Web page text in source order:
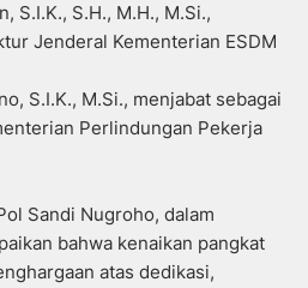
S.I.K., S.H., M.H., M.Si.,
Jenderal Kementerian ESDM
S.I.K., M.Si., menjabat sebagai
Perlindungan Pekerja
Sandi Nugroho, dalam
bahwa kenaikan pangkat
atas dedikasi,